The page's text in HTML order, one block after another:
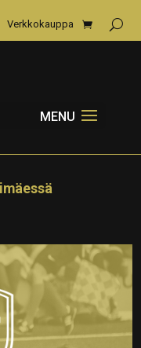
Verkkokauppa